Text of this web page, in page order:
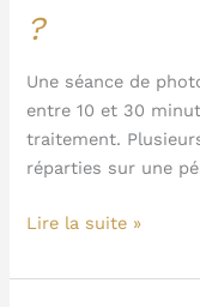
?
Une séance de
entre 10 et 30
traitement.
réparties sur une
dure
séance
de
photothérapie
LED
Lire la suite »